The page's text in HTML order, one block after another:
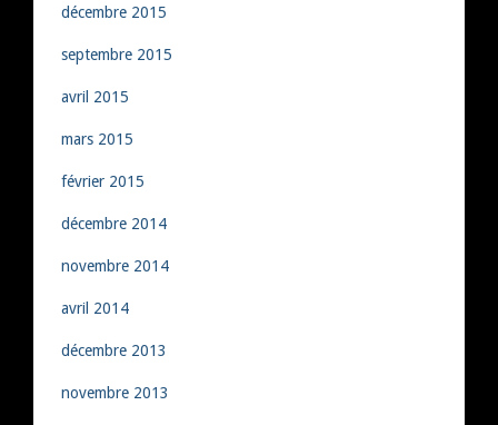
décembre 2015
septembre 2015
avril 2015
mars 2015
février 2015
décembre 2014
novembre 2014
avril 2014
décembre 2013
novembre 2013